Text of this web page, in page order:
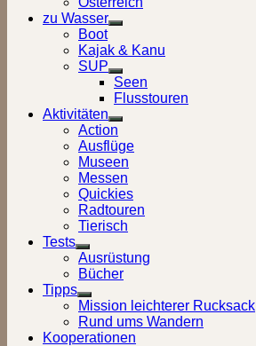
zu Wasser
Show
sub
menu
Boot
Kajak & Kanu
SUP
Show
sub
menu
Seen
Flusstouren
Aktivitäten
Show
sub
menu
Action
Ausflüge
Museen
Messen
Quickies
Radtouren
Tierisch
Tests
Show
sub
menu
Ausrüstung
Bücher
Tipps
Show
sub
menu
Mission leichterer Rucksack
Rund ums Wandern
Kooperationen